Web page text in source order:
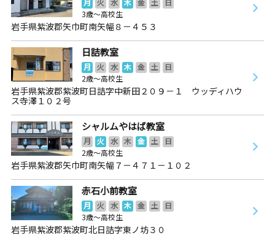
月 火 水 木 金 土
日
3歳～高校生
岩手県紫波郡矢巾町南矢幅８－４５３
日詰教室
月 火 水 木 金 土
日
2歳～高校生
岩手県紫波郡紫波町日詰字中新田２０９－１ ウッディハウ
ス寺澤１０２号
シャルムやはば教室
月 火 水 木 金 土
日
2歳～高校生
岩手県紫波郡矢巾町南矢幅７－４７１－１０２
赤石小前教室
月 火 水 木 金 土
日
3歳～高校生
岩手県紫波郡紫波町北日詰字東ノ坊３０